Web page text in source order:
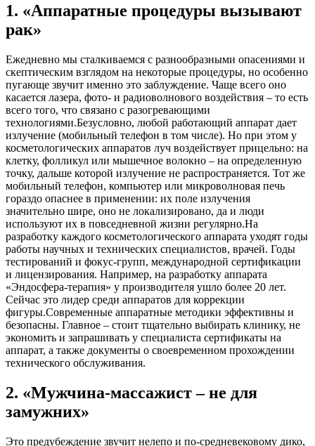
1. «Аппаратные процедуры вызывают
рак»
Ежедневно мы сталкиваемся с разнообразными опасениями и
скептическим взглядом на некоторые процедуры, но особенно
пугающе звучит именно это заблуждение. Чаще всего оно
касается лазера, фото- и радиоволнового воздействия – то есть
всего того, что связано с разогревающими
технологиями.Безусловно, любой работающий аппарат дает
излучение (мобильный телефон в том числе). Но при этом у
косметологических аппаратов луч воздействует прицельно: на
клетку, фолликул или мышечное волокно – на определенную
точку, дальше которой излучение не распространяется. Тот же
мобильный телефон, компьютер или микроволновая печь
гораздо опаснее в применении: их поле излучения
значительно шире, оно не локализировано, да и люди
используют их в повседневной жизни регулярно.На
разработку каждого косметологического аппарата уходят годы
работы научных и технических специалистов, врачей. Годы
тестирований и фокус-групп, международной сертификации
и лицензирования. Например, на разработку аппарата
«Эндосфера-терапия» у производителя ушло более 20 лет.
Сейчас это лидер среди аппаратов для коррекции
фигуры.Современные аппаратные методики эффективны и
безопасны. Главное – стоит тщательно выбирать клинику, не
экономить и запрашивать у специалиста сертификаты на
аппарат, а также документы о своевременном прохождении
технического обслуживания.
2. «Мужчина-массажист – не для
замужних»
Это предубеждение звучит нелепо и по-средневековому дико,